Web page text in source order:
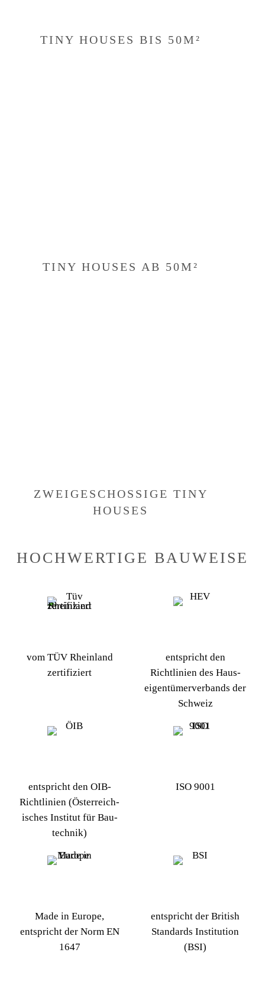
TINY HOUSES BIS 50M²
TINY HOUSES AB 50M²
ZWEIGESCHOSSIGE TINY
HOUSES
HOCHWERTIGE BAUWEISE
vom TÜV Rheinland
zertifiziert
entspricht den
Richtlinien des Haus­
eigen­tümer­verbands der
Schweiz
entspricht den OIB-
Richtlinien (Öster­reich­
isches Institut für Bau­
technik)
ISO 9001
Made in Europe,
entspricht der Norm EN
1647
entspricht der British
Standards Institution
(BSI)